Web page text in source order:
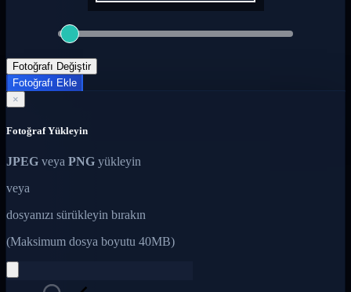
Fotoğrafı Değiştir
Fotoğrafı Ekle
×
Fotoğraf Yükleyin
JPEG veya PNG yükleyin
veya
dosyanızı sürükleyin bırakın
(Maksimum dosya boyutu 40MB)